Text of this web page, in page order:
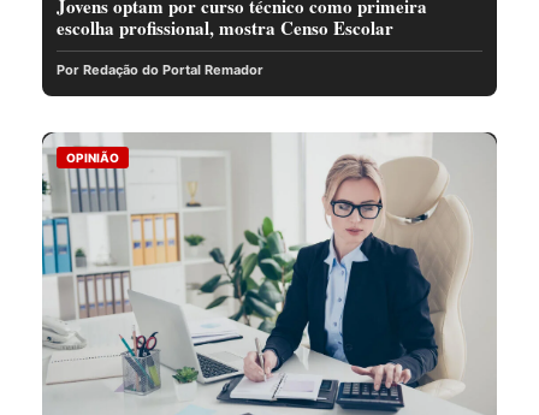
Jovens optam por curso técnico como primeira
escolha profissional, mostra Censo Escolar
Por Redação do Portal Remador
OPINIÃO